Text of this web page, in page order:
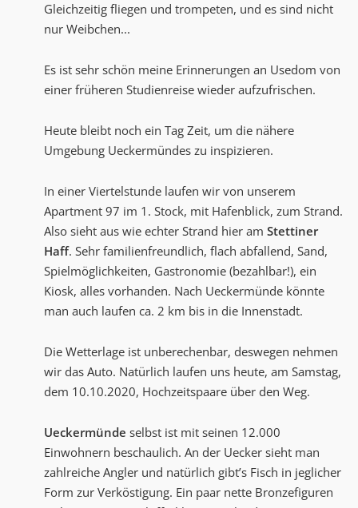
Gleichzeitig fliegen und trompeten, und es sind nicht
nur Weibchen...
Es ist sehr schön meine Erinnerungen an Usedom von
einer früheren Studienreise wieder aufzufrischen.
Heute bleibt noch ein Tag Zeit, um die nähere
Umgebung Ueckermündes zu inspizieren.
In einer Viertelstunde laufen wir von unserem
Apartment 97 im 1. Stock, mit Hafenblick, zum Strand.
Also sieht aus wie echter Strand hier am Stettiner
Haff. Sehr familienfreundlich, flach abfallend, Sand,
Spielmöglichkeiten, Gastronomie (bezahlbar!), ein
Kiosk, alles vorhanden. Nach Ueckermünde könnte
man auch laufen ca. 2 km bis in die Innenstadt.
Die Wetterlage ist unberechenbar, deswegen nehmen
wir das Auto. Natürlich laufen uns heute, am Samstag,
dem 10.10.2020, Hochzeitspaare über den Weg.
Ueckermünde selbst ist mit seinen 12.000
Einwohnern beschaulich. An der Uecker sieht man
zahlreiche Angler und natürlich gibt’s Fisch in jeglicher
Form zur Verköstigung. Ein paar nette Bronzefiguren